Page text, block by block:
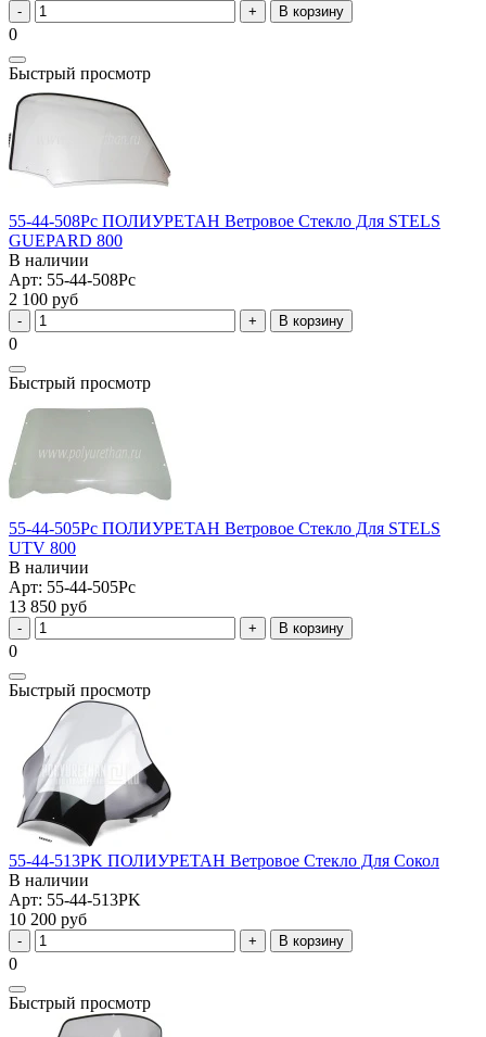
В корзину
0
Быстрый просмотр
55-44-508Pc ПОЛИУРЕТАН Ветровое Стекло Для STELS
GUEPARD 800
В наличии
Арт: 55-44-508Pc
2 100 руб
В корзину
0
Быстрый просмотр
55-44-505Pc ПОЛИУРЕТАН Ветровое Стекло Для STELS
UTV 800
В наличии
Арт: 55-44-505Pc
13 850 руб
В корзину
0
Быстрый просмотр
55-44-513PK ПОЛИУРЕТАН Ветровое Стекло Для Сокол
В наличии
Арт: 55-44-513PK
10 200 руб
В корзину
0
Быстрый просмотр